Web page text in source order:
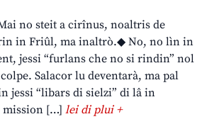
no steit a cirînus, noaltris de
in Friûl, ma inaltrò.◆ No, no lìn in
jessi “furlans che no si rindin” nol
Salacor lu deventarà, ma pal
jessi “libars di sielzi” di lâ in
mission […] lei di plui +